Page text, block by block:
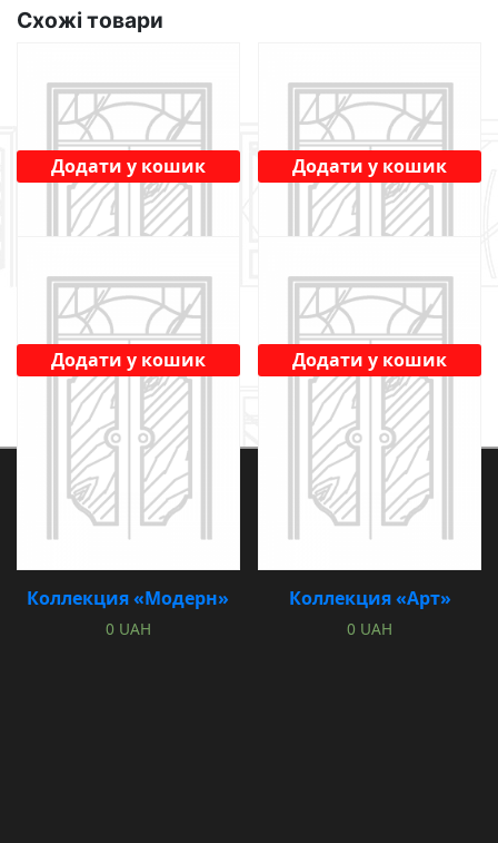
Схожі товари
Коллекция «Классика»
0UAH
Додати у кошик
Коллекция
«Стримлайт»
0 UAH
Додати у кошик
Коллекция «Модерн»
0 UAH
Додати у кошик
Коллекция «Арт»
0 UAH
Додати у кошик